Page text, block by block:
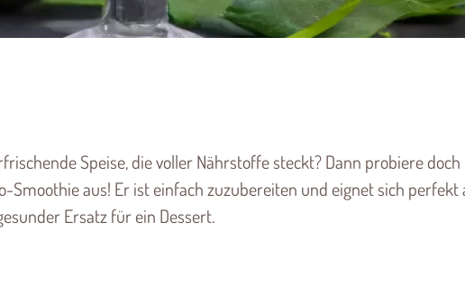
Speise, die voller Nährstoffe steckt? Dann probiere doch
Smoothie aus! Er ist einfach zuzubereiten und eignet sich perfekt
Ersatz für ein Dessert.